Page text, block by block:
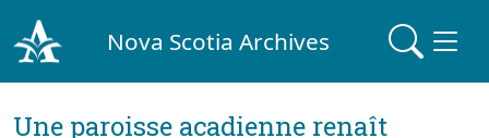
Nova Scotia Archives
Une paroisse acadienne renaît